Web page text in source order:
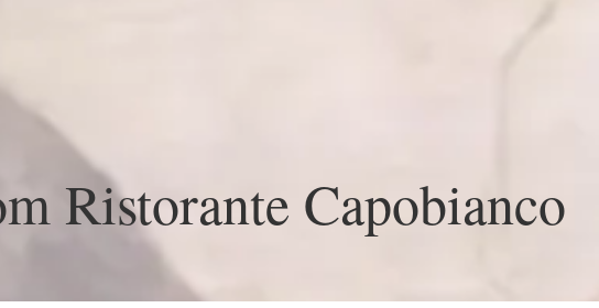
Ristorante Capobianco